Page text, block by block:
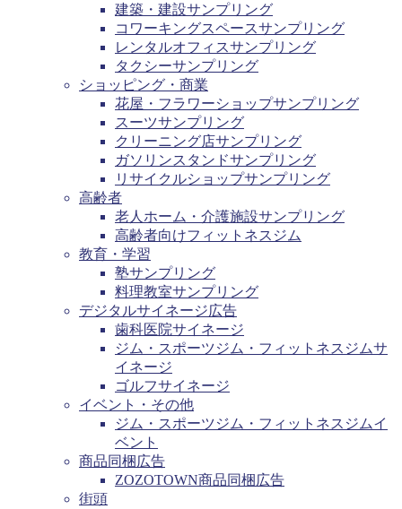
建築・建設サンプリング
コワーキングスペースサンプリング
レンタルオフィスサンプリング
タクシーサンプリング
ショッピング・商業
花屋・フラワーショップサンプリング
スーツサンプリング
クリーニング店サンプリング
ガソリンスタンドサンプリング
リサイクルショップサンプリング
高齢者
老人ホーム・介護施設サンプリング
高齢者向けフィットネスジム
教育・学習
塾サンプリング
料理教室サンプリング
デジタルサイネージ広告
歯科医院サイネージ
ジム・スポーツジム・フィットネスジムサ
イネージ
ゴルフサイネージ
イベント・その他
ジム・スポーツジム・フィットネスジムイ
ベント
商品同梱広告
ZOZOTOWN商品同梱広告
街頭